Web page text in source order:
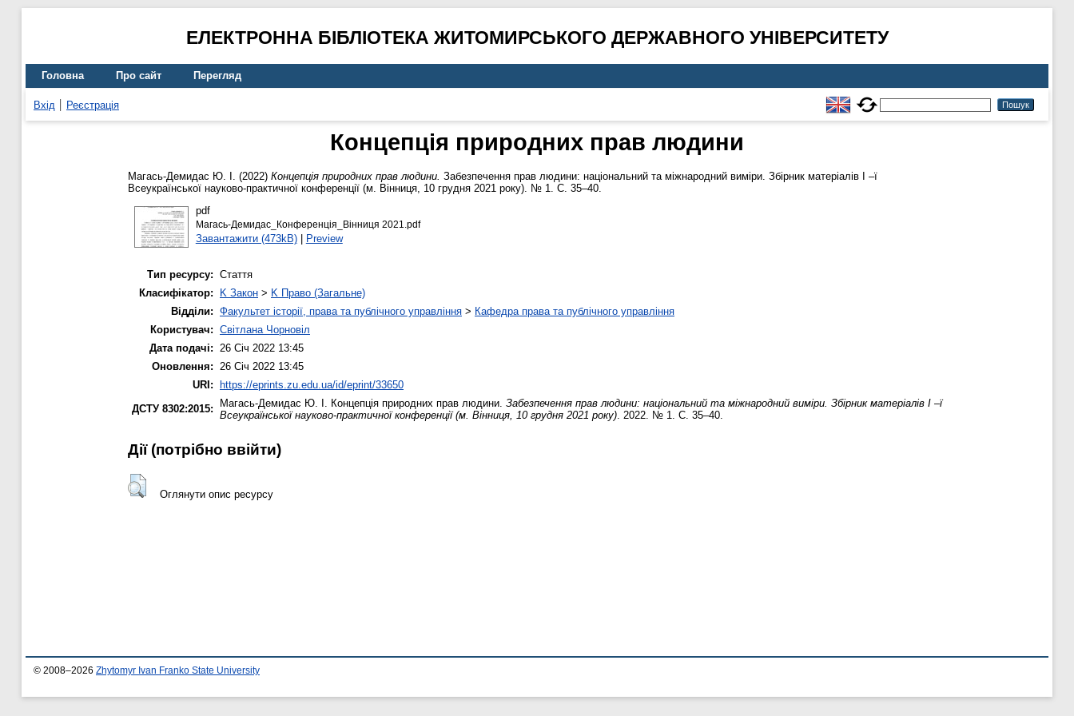
ЕЛЕКТРОННА БІБЛІОТЕКА ЖИТОМИРСЬКОГО ДЕРЖАВНОГО УНІВЕРСИТЕТУ
Головна Про сайт Перегляд
Вхід Реєстрація
Концепція природних прав людини
Магась-Демидас Ю. І. (2022) Концепція природних прав людини. Забезпечення прав людини: національний та міжнародний виміри. Збірник матеріалів І –ї
Всеукраїнської науково-практичної конференції (м. Вінниця, 10 грудня 2021 року). № 1. С. 35–40.
pdf
Магась-Демидас_Конференція_Вінниця 2021.pdf
Завантажити (473kB)| Preview
Тип ресурсу: Стаття
Класифікатор:
K Закон > K Право (Загальне)
Відділи: Факультет історії, права та публічного управління > Кафедра права та публічного управління
Користувач: Світлана Чорновіл
Дата подачі: 26 Січ 2022 13:45
Оновлення: 26 Січ 2022 13:45
URI:
https://eprints.zu.edu.ua/id/eprint/33650
ДСТУ 8302:2015:
Магась-Демидас Ю. І. Концепція природних прав людини. Забезпечення прав людини: національний та міжнародний виміри. Збірник матеріалів І –ї
Всеукраїнської науково-практичної конференції (м. Вінниця, 10 грудня 2021 року). 2022. № 1. С. 35–40.
Дії ​​(потрібно ввійти)
Оглянути опис ресурсу
© 2008–2026 Zhytomyr Ivan Franko State University